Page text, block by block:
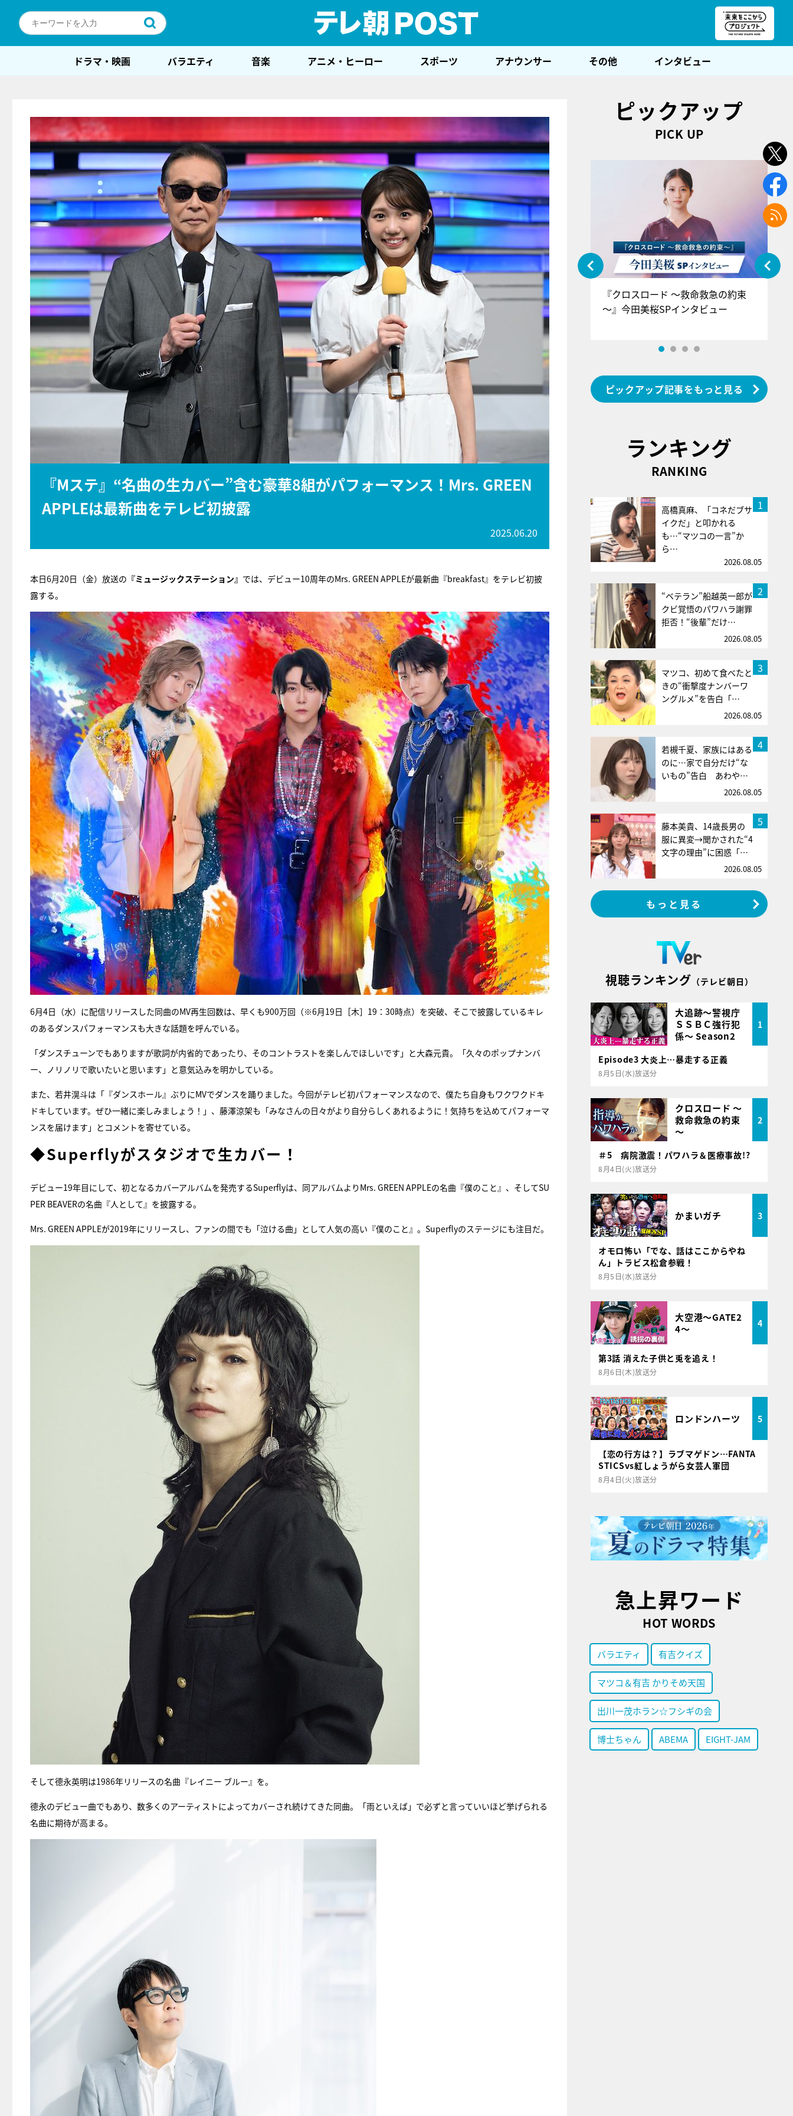
ドラマ・映画 バラエティ 音楽 アニメ・ヒーロー スポーツ アナウンサー その他 インタビュー
『Mステ』“名曲の生カバー”含む豪華8組がパフォーマンス！Mrs. GREEN
APPLEは最新曲をテレビ初披露
2025.06.20
本日6月20日（金）放送の 『ミュージックステーション』 では、デビュー10周年のMrs. GREEN APPLEが最新曲『breakfast』をテレビ初披
露する。
6月4日（水）に配信リリースした同曲のMV再生回数は、早くも900万回（※6月19日［木］19：30時点）を突破、そこで披露しているキレ
のあるダンスパフォーマンスも大きな話題を呼んでいる。
「ダンスチューンでもありますが歌詞が内省的であったり、そのコントラストを楽しんでほしいです」と大森元貴。「久々のポップナンバ
ー、ノリノリで歌いたいと思います」と意気込みを明かしている。
また、若井滉斗は「『ダンスホール』ぶりにMVでダンスを踊りました。今回がテレビ初パフォーマンスなので、僕たち自身もワクワクドキ
ドキしています。ぜひ一緒に楽しみましょう！」、藤澤涼架も「みなさんの日々がより自分らしくあれるように！気持ちを込めてパフォーマ
ンスを届けます」とコメントを寄せている。
◆Superflyがスタジオで生カバー！
デビュー19年目にして、初となるカバーアルバムを発売するSuperflyは、同アルバムよりMrs. GREEN APPLEの名曲『僕のこと』、そしてSU
PER BEAVERの名曲『人として』を披露する。
Mrs. GREEN APPLEが2019年にリリースし、ファンの間でも「泣ける曲」として人気の高い『僕のこと』。Superflyのステージにも注目だ。
そして德永英明は1986年リリースの名曲『レイニー ブルー』を。
德永のデビュー曲でもあり、数多くのアーティストによってカバーされ続けてきた同曲。「雨といえば」で必ずと言っていいほど挙げられる
名曲に期待が高まる。
ピックアップ
PICK UP
『アイ＝ラブ！げーみんぐ』＝LOV
E齋藤樹愛羅＆佐々木舞香SPインタ
ビュー
『クロスロード ～救命救急の約束
～』今田美桜SPインタビュー
ピックアップ記事をもっと見る
ランキング
RANKING
1
高橋真麻、「コネだブサ
イクだ」と叩かれる
も…“マツコの一言”か
ら…
2026.08.05
2
“ベテラン”船越英一郎が
クビ覚悟のパワハラ謝罪
拒否！“後輩”だけ…
2026.08.05
3
マツコ、初めて食べたと
きの“衝撃度ナンバーワ
ングルメ”を告白「…
2026.08.05
4
若槻千夏、家族にはある
のに…家で自分だけ“な
いもの”告白 あわや…
2026.08.05
5
藤本美貴、14歳長男の
服に異変→聞かされた“4
文字の理由”に困惑「…
2026.08.05
もっと見る
視聴ランキング （テレビ朝日）
大追跡～警視庁
ＳＳＢＣ強行犯
係～ Season2
1
Episode3 大炎上…暴走する正義
8月5日(水)放送分
クロスロード ～
救命救急の約束
～
2
＃5 病院激震！パワハラ＆医療事故!?
8月4日(火)放送分
かまいガチ 3
オモロ怖い「でな、話はここからやね
ん」トラビス松倉参戦！
8月5日(水)放送分
大空港～GATE2
4～
4
第3話 消えた子供と兎を追え！
8月6日(木)放送分
ロンドンハーツ 5
【恋の行方は？】ラブマゲドン…FANTA
STICSvs紅しょうがら女芸人軍団
8月4日(火)放送分
急上昇ワード
HOT WORDS
バラエティ 有吉クイズ
マツコ＆有吉 かりそめ天国
出川一茂ホラン☆フシギの会
博士ちゃん ABEMA EIGHT-JAM